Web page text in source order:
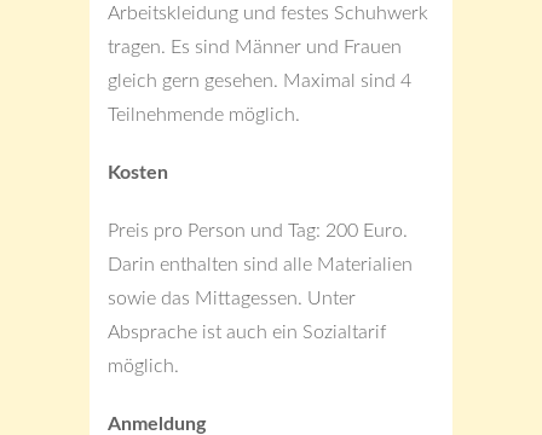
Arbeitskleidung und festes Schuhwerk
tragen. Es sind Männer und Frauen
gleich gern gesehen. Maximal sind 4
Teilnehmende möglich.
Kosten
Preis pro Person und Tag: 200 Euro.
Darin enthalten sind alle Materialien
sowie das Mittagessen. Unter
Absprache ist auch ein Sozialtarif
möglich.
Anmeldung